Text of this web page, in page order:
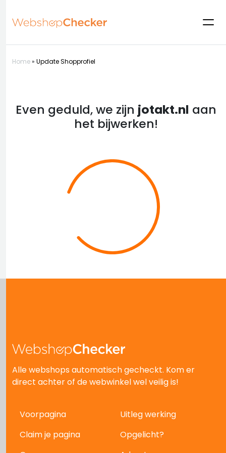
Home» Update Shopprofiel
Even geduld, we zijn jotakt.nl aan
het bijwerken!
Alle webshops automatisch gecheckt. Kom er
direct achter of de webwinkel wel veilig is!
Voorpagina
Uitleg werking
Claim je pagina
Opgelicht?